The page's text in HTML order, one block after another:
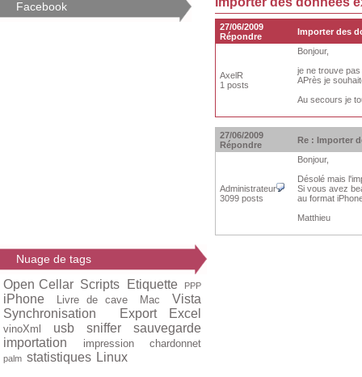
Facebook
Nuage de tags
Open Cellar Scripts Etiquette PPP
iPhone Livre de cave Mac
Vista
Synchronisation
Export Excel
vinoXml usb sniffer
sauvegarde
importation
impression chardonnet
palm statistiques Linux
27/06/2009
Répondre
Importer des
AxelR
1 posts
Bonjour,
je ne trouve
APrès je
Au secours je
27/06/2009
Répondre
Re : Importer
Administrateur
3099 posts
Bonjour,
Désolé mais
Si vous avez
au format
Matthieu